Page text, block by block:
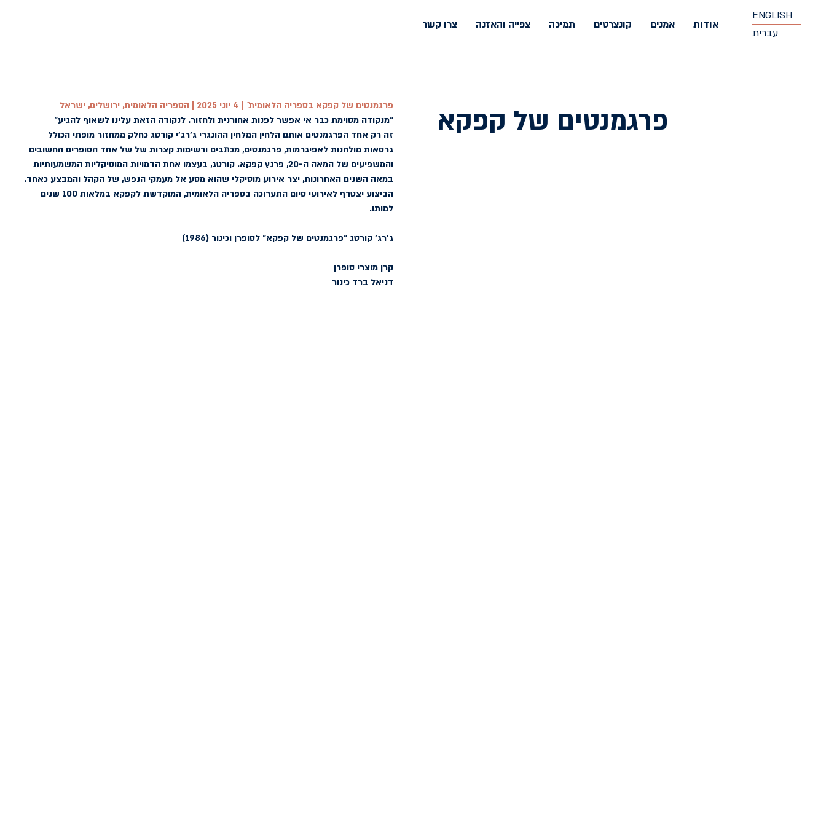
אודות אמנים קונצרטים תמיכה צפייה והאזנה צרו קשר
ENGLISH
עברית
פרגמנטים של קפקא בספריה הלאומית ֿ | 4 יוני 2025 | הספריה הלאומית, ירושלים, ישראל
״מנקודה מסוימת כבר אי אפשר לפנות אחורנית ולחזור. לנקודה הזאת עלינו לשאוף להגיע״
זה רק אחד הפרגמנטים אותם הלחין המלחין ההונגרי ג׳רג׳י קורטג כחלק ממחזור מופתי הכולל
גרסאות מולחנות לאפיגרמות, פרגמנטים, מכתבים ורשימות קצרות של של אחד הסופרים החשובים
והמשפיעים של המאה ה-20, פרנץ קפקא. קורטג, בעצמו אחת הדמויות המוסיקליות המשמעותיות
במאה השנים האחרונות, יצר אירוע מוסיקלי שהוא מסע אל מעמקי הנפש, של הקהל והמבצע כאחד.
הביצוע יצטרף לאירועי סיום התערוכה בספריה הלאומית, המוקדשת לקפקא במלאות 100 שנים
למותו.
ג׳רג׳ קורטג ״פרגמנטים של קפקא״ לסופרן וכינור (1986)
קרן מוצרי סופרן
דניאל ברד כינור
פרגמנטים של קפקא